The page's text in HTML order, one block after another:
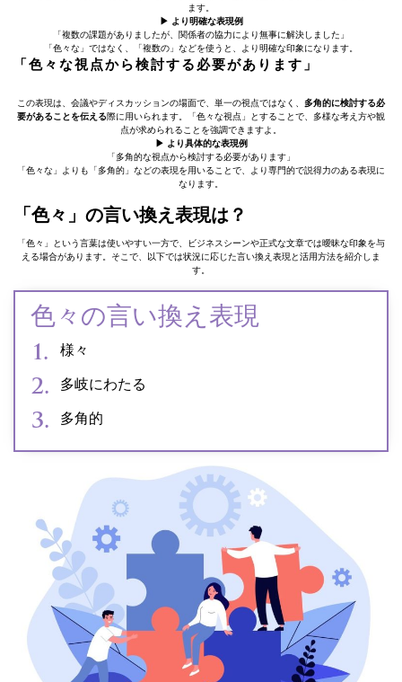
ます。
▶ より明確な表現例
「複数の課題がありましたが、関係者の協力により無事に解決しました」
「色々な」ではなく、「複数の」などを使うと、より明確な印象になります。
「色々な視点から検討する必要があります」
この表現は、会議やディスカッションの場面で、単一の視点ではなく、 多角的に検討する必
要があることを伝える際に用いられます。「色々な視点」とすることで、多様な考え方や観
点が求められることを強調できますよ。
▶ より具体的な表現例
「多角的な視点から検討する必要があります」
「色々な」よりも「多角的」などの表現を用いることで、より専門的で説得力のある表現に
なります。
「色々」の言い換え表現は？
「色々」という言葉は使いやすい一方で、ビジネスシーンや正式な文章では曖昧な印象を与
える場合があります。そこで、以下では状況に応じた言い換え表現と活用方法を紹介しま
す。
色々の言い換え表現
様々
多岐にわたる
多角的